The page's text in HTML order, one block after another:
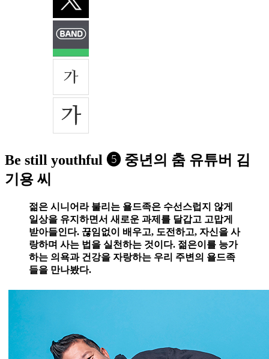
Be still youthful ➎ 중년의 춤 유튜버 김
기용 씨
젊은 시니어라 불리는 욜드족은 수선스럽지 않게
일상을 유지하면서 새로운 과제를 달갑고 고맙게
받아들인다. 끊임없이 배우고, 도전하고, 자신을 사
랑하며 사는 법을 실천하는 것이다. 젊은이를 능가
하는 의욕과 건강을 자랑하는 우리 주변의 욜드족
들을 만나봤다.